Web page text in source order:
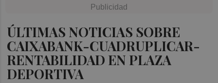
ÚLTIMAS NOTICIAS SOBRE
CAIXABANK-CUADRUPLICAR-
RENTABILIDAD EN PLAZA
DEPORTIVA